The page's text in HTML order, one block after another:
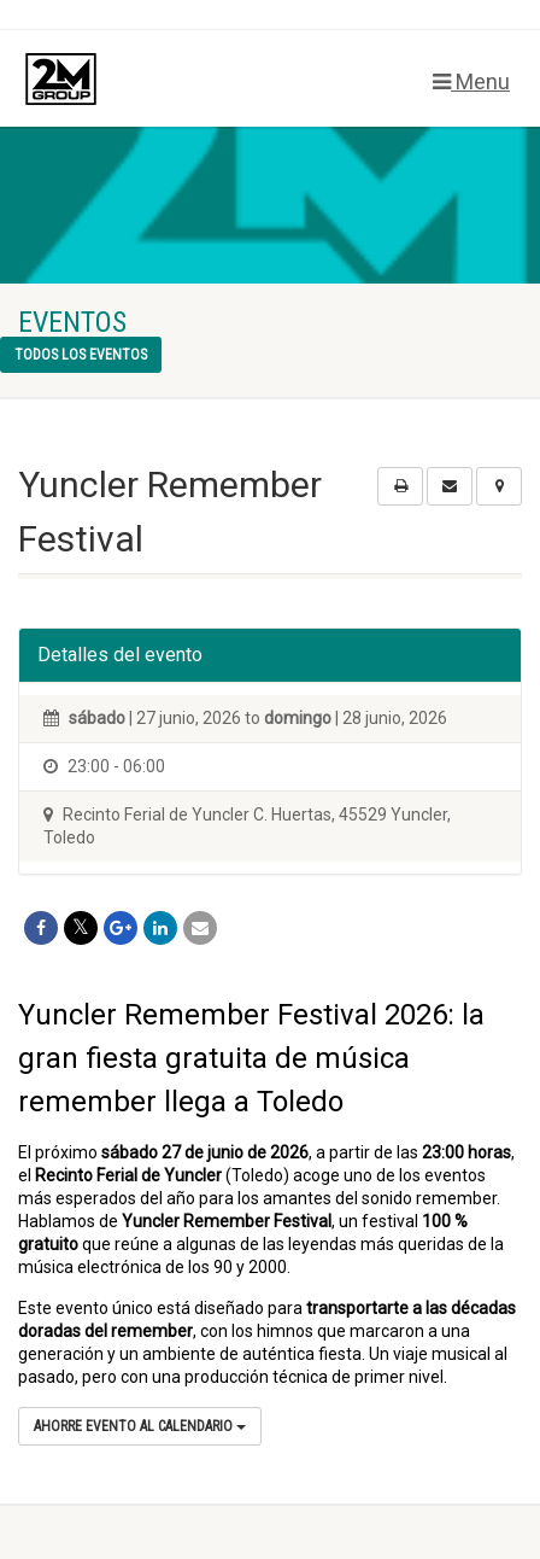
Menu
EVENTOS
TODOS LOS EVENTOS
Yuncler Remember
Festival
Detalles del evento
sábado | 27 junio, 2026 to domingo | 28 junio, 2026
23:00 - 06:00
Recinto Ferial de Yuncler C. Huertas, 45529 Yuncler,
Toledo
Yuncler Remember Festival 2026: la
gran fiesta gratuita de música
remember llega a Toledo
E l próximo sábado 27 de junio de 2026, a partir de las 23:00 horas,
el Recinto Ferial de Yuncler(Toledo) acoge uno de los eventos
más esperados del año para los amantes del sonido remember.
Hablamos de Yuncler Remember Festival, un festival 100 %
gratuitoque reúne a algunas de las leyendas más queridas de la
música electrónica de los 90 y 2000.
Este evento único está diseñado para transportarte a las décadas
doradas del remember, con los himnos que marcaron a una
generación y un ambiente de auténtica fiesta. Un viaje musical al
pasado, pero con una producción técnica de primer nivel.
AHORRE EVENTO AL CALENDARIO